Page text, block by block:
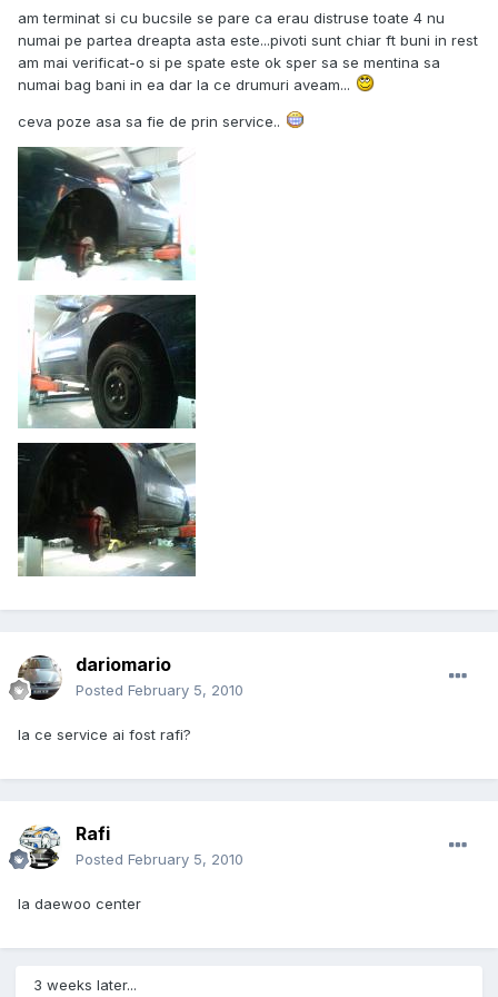
am terminat si cu bucsile se pare ca erau distruse toate 4 nu
numai pe partea dreapta asta este...pivoti sunt chiar ft buni in rest
am mai verificat-o si pe spate este ok sper sa se mentina sa
numai bag bani in ea dar la ce drumuri aveam...
ceva poze asa sa fie de prin service..
dariomario
Posted February 5, 2010
la ce service ai fost rafi?
Rafi
Posted February 5, 2010
la daewoo center
3 weeks later...